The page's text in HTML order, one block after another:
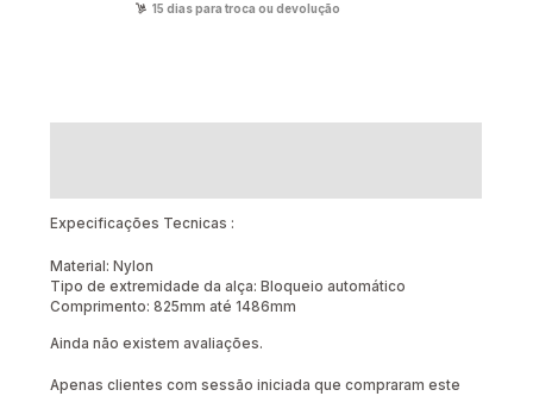
15 dias para troca ou devolução
Expecificações Tecnicas :
Material: Nylon
Tipo de extremidade da alça: Bloqueio automático
Comprimento: 825mm até 1486mm
Ainda não existem avaliações.
Apenas clientes com sessão iniciada que compraram este